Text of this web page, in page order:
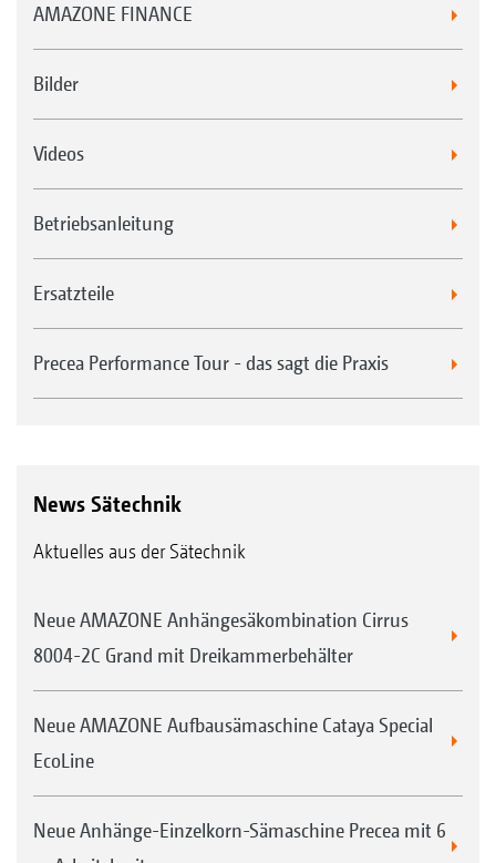
AMAZONE FINANCE
Bilder
Videos
Betriebsanleitung
Ersatzteile
Precea Performance Tour - das sagt die Praxis
News Sätechnik
Aktuelles aus der Sätechnik
Neue AMAZONE Anhängesäkombination Cirrus
8004-2C Grand mit Dreikammerbehälter
Neue AMAZONE Aufbausämaschine Cataya Special
EcoLine
Neue Anhänge-Einzelkorn-Sämaschine Precea mit 6